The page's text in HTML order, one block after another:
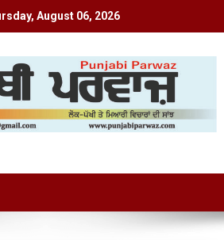
August 06, 2026